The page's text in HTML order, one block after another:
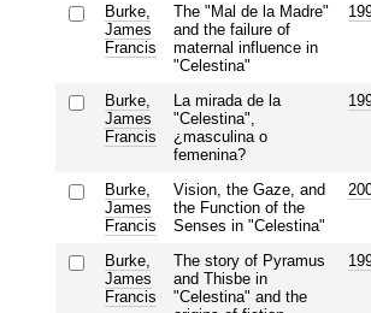
Burke,
James
Francis
The "Mal de la Madre"
and the failure of
maternal influence in
"Celestina"
Burke,
James
Francis
La mirada de la
"Celestina",
¿masculina o
femenina?
Burke,
James
Francis
Vision, the Gaze, and
the Function of the
Senses in "Celestina"
Burke,
James
Francis
The story of Pyramus
and Thisbe in
"Celestina" and the